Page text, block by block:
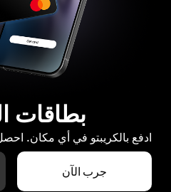
بطاقات
ادفع بالكريبتو في أي مكان. احصل
جرب الآن